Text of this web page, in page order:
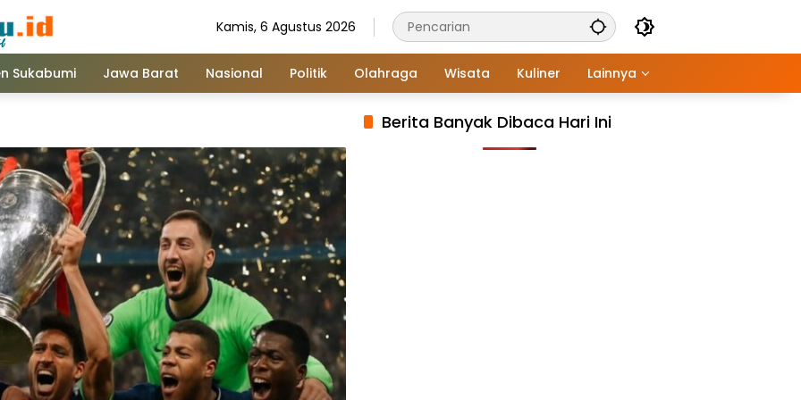
Kamis, 6 Agustus 2026
Sukabumi Jawa Barat Nasional Politik Olahraga Wisata Kuliner Lainnya
Berita Banyak Dibaca Hari Ini